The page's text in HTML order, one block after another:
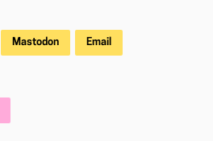
Mastodon Email